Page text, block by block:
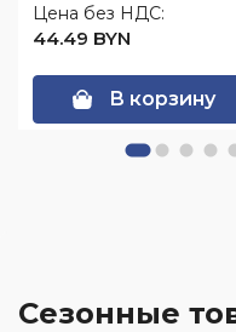
Цена без НДС:
44.49 BYN
В корзину
Сезонные